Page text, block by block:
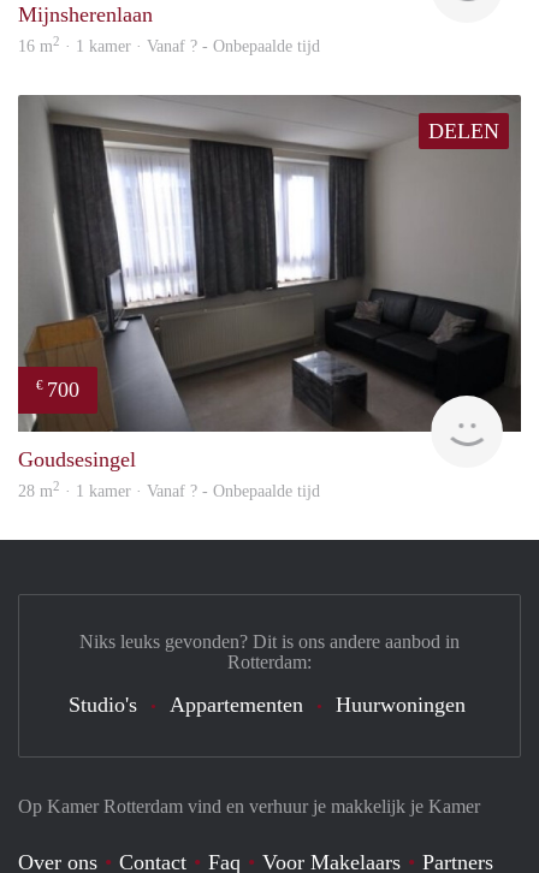
Mijnsherenlaan
16 m2 · 1 kamer · Vanaf ? - Onbepaalde tijd
DELEN
€ 700
Goudsesingel
28 m2 · 1 kamer · Vanaf ? - Onbepaalde tijd
Op Kamer Rotterdam vind en verhuur je makkelijk je Kamer
Over ons Contact Faq Voor Makelaars Partners
Niks leuks gevonden? Dit is ons andere aanbod in
Rotterdam:
Studio's Appartementen Huurwoningen